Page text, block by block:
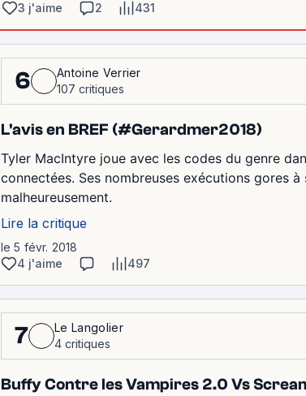
3 j'aime
2 431
6
Antoine Verrier
107 critiques
L'avis en BREF (#Gerardmer2018)
Tyler MacIntyre joue avec les codes du genre
connectées. Ses nombreuses exécutions gores
malheureusement.
Lire la critique
le 5 févr. 2018
4 j'aime
497
7
Le Langolier
4 critiques
Buffy Contre les Vampires 2.0 Vs